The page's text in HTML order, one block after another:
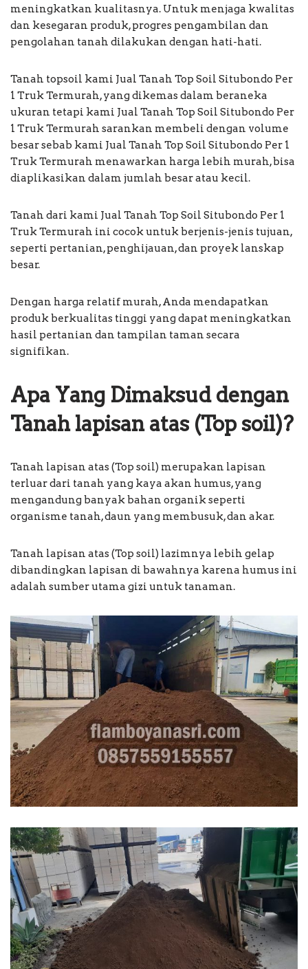
meningkatkan kualitasnya. Untuk menjaga kwalitas
dan kesegaran produk, progres pengambilan dan
pengolahan tanah dilakukan dengan hati-hati.
Tanah topsoil kami Jual Tanah Top Soil Situbondo Per
1 Truk Termurah, yang dikemas dalam beraneka
ukuran tetapi kami Jual Tanah Top Soil Situbondo Per
1 Truk Termurah sarankan membeli dengan volume
besar sebab kami Jual Tanah Top Soil Situbondo Per 1
Truk Termurah menawarkan harga lebih murah, bisa
diaplikasikan dalam jumlah besar atau kecil.
Tanah dari kami Jual Tanah Top Soil Situbondo Per 1
Truk Termurah ini cocok untuk berjenis-jenis tujuan,
seperti pertanian, penghijauan, dan proyek lanskap
besar.
Dengan harga relatif murah, Anda mendapatkan
produk berkualitas tinggi yang dapat meningkatkan
hasil pertanian dan tampilan taman secara
signifikan.
Apa Yang Dimaksud dengan
Tanah lapisan atas (Top soil)?
Tanah lapisan atas (Top soil) merupakan lapisan
terluar dari tanah yang kaya akan humus, yang
mengandung banyak bahan organik seperti
organisme tanah, daun yang membusuk, dan akar.
Tanah lapisan atas (Top soil) lazimnya lebih gelap
dibandingkan lapisan di bawahnya karena humus ini
adalah sumber utama gizi untuk tanaman.